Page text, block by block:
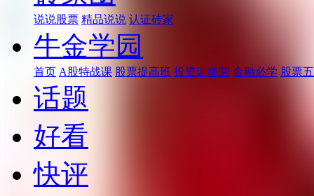
说说股票 精品说说 认证砖家
牛金学园
首页 A股特战课 股票提高班 投资训练营 金融必学 股票
话题
好看
快评